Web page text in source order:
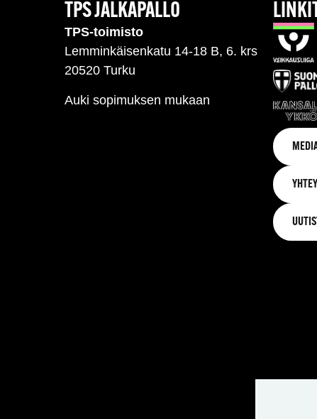
TPS JALKAPALLO
TPS-toimisto
Lemminkäisenkatu 14-18 B, 6. krs
20520 Turku
Auki sopimuksen mukaan
LINKIT